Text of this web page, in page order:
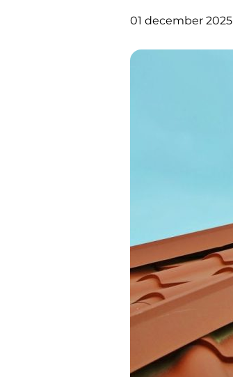
01 december 2025